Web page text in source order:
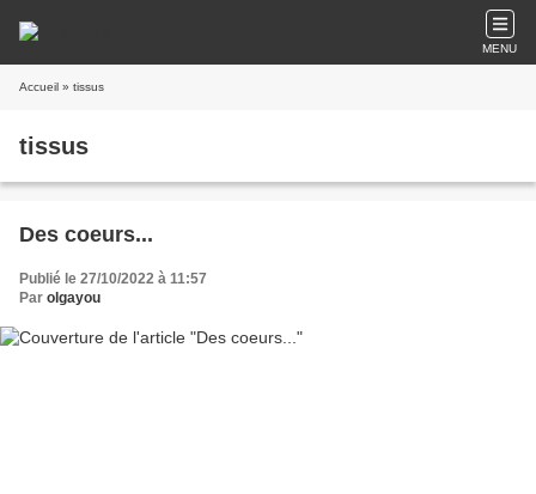
MENU
Accueil » tissus
tissus
Des coeurs...
Publié le 27/10/2022 à 11:57
Par olgayou